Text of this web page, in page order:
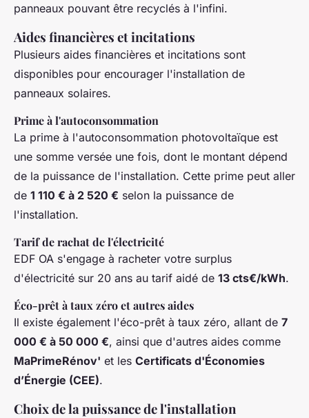
panneaux pouvant être recyclés à l'infini.
Aides financières et incitations
Plusieurs aides financières et incitations sont
disponibles pour encourager l'installation de
panneaux solaires.
Prime à l'autoconsommation
La prime à l'autoconsommation photovoltaïque est
une somme versée une fois, dont le montant dépend
de la puissance de l'installation. Cette prime peut aller
de 1 110 € à 2 520 € selon la puissance de
l'installation.
Tarif de rachat de l'électricité
EDF OA s'engage à racheter votre surplus
d'électricité sur 20 ans au tarif aidé de 13 cts€/kWh.
Éco-prêt à taux zéro et autres aides
Il existe également l'éco-prêt à taux zéro, allant de 7
000 € à 50 000 €, ainsi que d'autres aides comme
MaPrimeRénov' et les Certificats d'Économies
d’Énergie (CEE).
Choix de la puissance de l'installation